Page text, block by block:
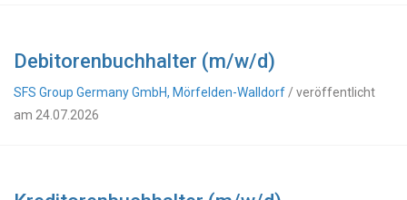
Debitorenbuchhalter (m/w/d)
SFS Group Germany GmbH, Mörfelden-Walldorf / veröffentlicht
am 24.07.2026